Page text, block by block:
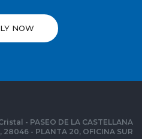
NOW
- PASEO DE LA CASTELLANA
28046 - PLANTA 20, OFICINA SUR